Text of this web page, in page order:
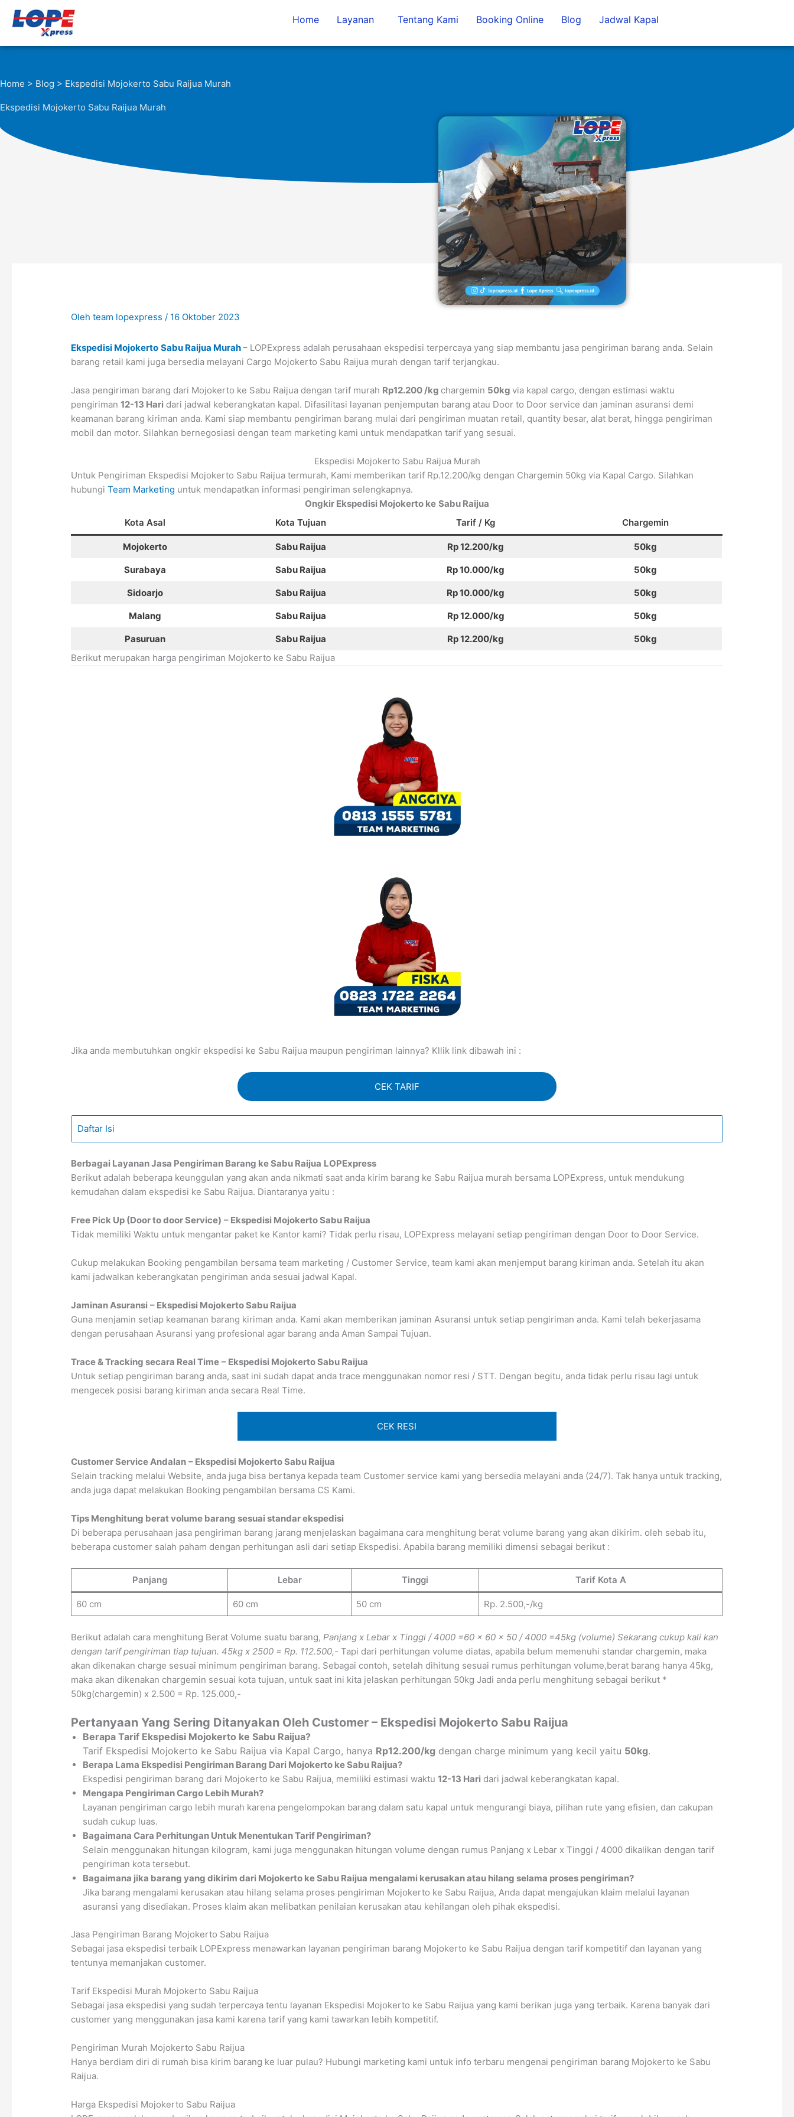
Home Layanan Tentang Kami Booking Online Blog Jadwal Kapal
Home > Blog > Ekspedisi Mojokerto Sabu Raijua Murah
Ekspedisi Mojokerto Sabu Raijua Murah
Olehteam lopexpress/ 16 Oktober 2023
Ekspedisi Mojokerto Sabu Raijua Murah– LOPExpress adalah perusahaan ekspedisi terpercaya yang siap membantu jasa pengiriman barang anda. Selain
barang retail kami juga bersedia melayani Cargo Mojokerto Sabu Raijua murah dengan tarif terjangkau.
Jasa pengiriman barang dari Mojokerto ke Sabu Raijua dengan tarif murah Rp12.200 /kg chargemin 50kgvia kapal cargo, dengan estimasi waktu
pengiriman12-13 Hari dari jadwal keberangkatan kapal. Difasilitasi layanan penjemputan barang atau Door to Door service dan jaminan asuransi demi
keamanan barang kiriman anda. Kami siap membantu pengiriman barang mulai dari pengiriman muatan retail, quantity besar, alat berat, hingga pengiriman
mobil dan motor. Silahkan bernegosiasi dengan team marketing kami untuk mendapatkan tarif yang sesuai.
Ekspedisi Mojokerto Sabu Raijua Murah
Untuk Pengiriman Ekspedisi Mojokerto Sabu Raijua termurah, Kami memberikan tarif Rp.12.200/kg dengan Chargemin 50kg via Kapal Cargo. Silahkan
hubungiTeam Marketing untuk mendapatkan informasi pengiriman selengkapnya.
Ongkir Ekspedisi Mojokerto ke Sabu Raijua
Kota Asal
Kota Tujuan Tarif / Kg Chargemin
Mojokerto Sabu Raijua Rp 12.200/kg 50kg
Surabaya Sabu Raijua Rp 10.000/kg 50kg
Sidoarjo Sabu Raijua Rp 10.000/kg 50kg
Malang Sabu Raijua Rp 12.000/kg 50kg
Pasuruan Sabu Raijua Rp 12.200/kg
50kg
Berikut merupakan harga pengiriman Mojokerto ke Sabu Raijua
Jika anda membutuhkan ongkir ekspedisi ke Sabu Raijua maupun pengiriman lainnya? Kllik link dibawah ini :
CEK TARIF
Daftar Isi
Berbagai Layanan Jasa Pengiriman Barang ke Sabu Raijua LOPExpress
Berikut adalah beberapa keunggulan yang akan anda nikmati saat anda kirim barang ke Sabu Raijua murah bersama LOPExpress, untuk mendukung
kemudahan dalam ekspedisi ke Sabu Raijua. Diantaranya yaitu :
Free Pick Up (Door to door Service) – Ekspedisi Mojokerto Sabu Raijua
Tidak memiliki Waktu untuk mengantar paket ke Kantor kami? Tidak perlu risau, LOPExpress melayani setiap pengiriman dengan Door to Door Service.
Cukup melakukan Booking pengambilan bersama team marketing / Customer Service, team kami akan menjemput barang kiriman anda. Setelah itu akan
kami jadwalkan keberangkatan pengiriman anda sesuai jadwal Kapal.
Jaminan Asuransi – Ekspedisi Mojokerto Sabu Raijua
Guna menjamin setiap keamanan barang kiriman anda. Kami akan memberikan jaminan Asuransi untuk setiap pengiriman anda. Kami telah bekerjasama
dengan perusahaan Asuransi yang profesional agar barang anda Aman Sampai Tujuan.
Trace & Tracking secara Real Time – Ekspedisi Mojokerto Sabu Raijua
Untuk setiap pengiriman barang anda, saat ini sudah dapat anda trace menggunakan nomor resi / STT. Dengan begitu, anda tidak perlu risau lagi untuk
mengecek posisi barang kiriman anda secara Real Time.
CEK RESI
Customer Service Andalan – Ekspedisi Mojokerto Sabu Raijua
Selain tracking melalui Website, anda juga bisa bertanya kepada team Customer service kami yang bersedia melayani anda (24/7). Tak hanya untuk tracking,
anda juga dapat melakukan Booking pengambilan bersama CS Kami.
Tips Menghitung berat volume barang sesuai standar ekspedisi
Di beberapa perusahaan jasa pengiriman barang jarang menjelaskan bagaimana cara menghitung berat volume barang yang akan dikirim. oleh sebab itu,
beberapa customer salah paham dengan perhitungan asli dari setiap Ekspedisi. Apabila barang memiliki dimensi sebagai berikut :
Panjang Lebar Tinggi Tarif Kota A
60 cm 60 cm 50 cm Rp. 2.500,-/kg
Berikut adalah cara menghitung Berat Volume suatu barang,Panjang x Lebar x Tinggi / 4000 =60 x 60 x 50 / 4000 =45kg (volume) Sekarang cukup kali kan
dengan tarif pengiriman tiap tujuan. 45kg x 2500 = Rp. 112.500,- Tapi dari perhitungan volume diatas, apabila belum memenuhi standar chargemin, maka
akan dikenakan charge sesuai minimum pengiriman barang. Sebagai contoh, setelah dihitung sesuai rumus perhitungan volume,berat barang hanya 45kg,
maka akan dikenakan chargemin sesuai kota tujuan, untuk saat ini kita jelaskan perhitungan 50kg Jadi anda perlu menghitung sebagai berikut *
50kg(chargemin) x 2.500 = Rp. 125.000,-
Pertanyaan Yang Sering Ditanyakan Oleh Customer – Ekspedisi Mojokerto Sabu Raijua
Berapa Tarif Ekspedisi Mojokerto ke Sabu Raijua?
Tarif Ekspedisi Mojokerto ke Sabu Raijua via Kapal Cargo, hanya Rp12.200/kg dengan charge minimum yang kecil yaitu 50kg.
Berapa Lama Ekspedisi Pengiriman Barang Dari Mojokerto ke Sabu Raijua?
Ekspedisi pengiriman barang dari Mojokerto ke Sabu Raijua, memiliki estimasi waktu12-13 Hari dari jadwal keberangkatan kapal.
Mengapa Pengiriman Cargo Lebih Murah?
Layanan pengiriman cargo lebih murah karena pengelompokan barang dalam satu kapal untuk mengurangi biaya, pilihan rute yang efisien, dan cakupan
sudah cukup luas.
Bagaimana Cara Perhitungan Untuk Menentukan Tarif Pengiriman?
Selain menggunakan hitungan kilogram, kami juga menggunakan hitungan volume dengan rumus Panjang x Lebar x Tinggi / 4000 dikalikan dengan tarif
pengiriman kota tersebut.
Bagaimana jika barang yang dikirim dari Mojokerto ke Sabu Raijua mengalami kerusakan atau hilang selama proses pengiriman?
Jika barang mengalami kerusakan atau hilang selama proses pengiriman Mojokerto ke Sabu Raijua, Anda dapat mengajukan klaim melalui layanan
asuransi yang disediakan. Proses klaim akan melibatkan penilaian kerusakan atau kehilangan oleh pihak ekspedisi.
Jasa Pengiriman Barang Mojokerto Sabu Raijua
Sebagai jasa ekspedisi terbaik LOPExpress menawarkan layanan pengiriman barang Mojokerto ke Sabu Raijua dengan tarif kompetitif dan layanan yang
tentunya memanjakan customer.
Tarif Ekspedisi Murah Mojokerto Sabu Raijua
Sebagai jasa ekspedisi yang sudah terpercaya tentu layanan Ekspedisi Mojokerto ke Sabu Raijua yang kami berikan juga yang terbaik. Karena banyak dari
customer yang menggunakan jasa kami karena tarif yang kami tawarkan lebih kompetitif.
Pengiriman Murah Mojokerto Sabu Raijua
Hanya berdiam diri di rumah bisa kirim barang ke luar pulau? Hubungi marketing kami untuk info terbaru mengenai pengiriman barang Mojokerto ke Sabu
Raijua.
Harga Ekspedisi Mojokerto Sabu Raijua